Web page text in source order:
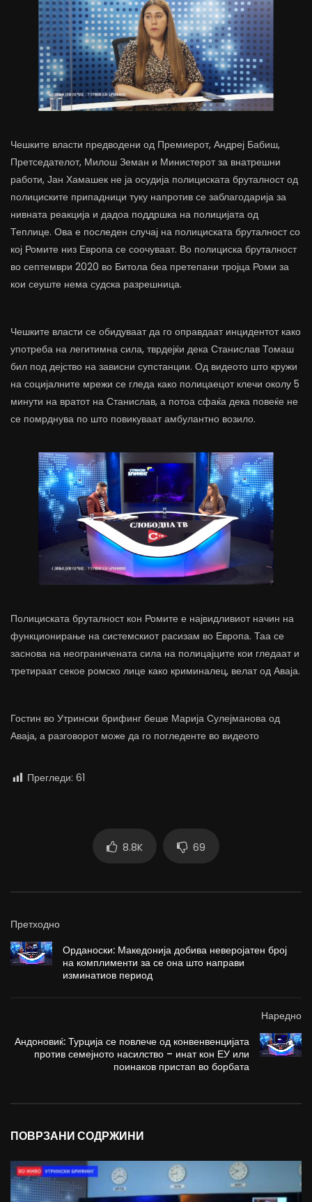
Чешките власти предводени од Премиерот, Андреј Бабиш,
Претседателот, Милош Земан и Министерот за внатрешни
работи, Јан Хамашек не ја осудија полициската бруталност од
полициските припадници туку напротив се заблагодарија за
нивната реакција и дадоа поддршка на полицијата од
Теплице. Ова е последен случај на полициската бруталност со
кој Ромите низ Европа се соочуваат. Во полициска бруталност
во септември 2020 во Битола беа претепани тројца Роми за
кои сеуште нема судска разрешница.
Чешките власти се обидуваат да го оправдаат инцидентот како
употреба на легитимна сила, тврдејќи дека Станислав Томаш
бил под дејство на зависни супстанции. Од видеото што кружи
на социјалните мрежи се гледа како полицаецот клечи околу 5
минути на вратот на Станислав, а потоа сфаќа дека повеќе не
се помрднува по што повикуваат амбулантно возило.
Полициската бруталност кон Ромите е највидливиот начин на
функционирање на системскиот расизам во Европа. Таа се
заснова на неограничената сила на полицајците кои гледаат и
третираат секое ромско лице како криминалец, велат од Аваја.
Гостин во Утрински брифинг беше Марија Сулејманова од
Аваја, а разговорот може да го погледенте во видеото
Прегледи: 61
8.8K 69
Претходно
Орданоски: Македонија добива неверојатен број
на комплименти за се она што направи
изминатиов период
Наредно
Андоновиќ: Турција се повлече од конвенвенцијата
против семејното насилство – инат кон ЕУ или
поинаков пристап во борбата
ПОВРЗАНИ СОДРЖИНИ